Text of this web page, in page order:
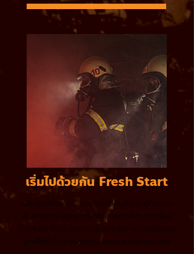
เริ่มไปด้วยกัน Fresh Start
หลักสูตรได้ออกแบบรายวิชาบังคับสำหรับผู้ที่จบการ
ศึกษาระดับปริญญาตรีจากทุกสาขาให้สามารถเรียน
ด้วยกันได้ ดึงประสบการณ์และศักยภาพของนิสิตออก
มาเพื่อให้เป็นหลักสูตรแบบสหศาสตร์อย่างแท้จริง